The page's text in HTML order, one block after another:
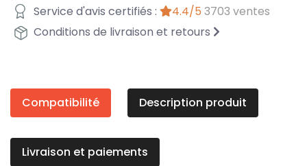
Service d'avis certifiés :
4.4/5 3703 ventes
Conditions de livraison et retours
Compatibilité Description produit
Livraison et paiements